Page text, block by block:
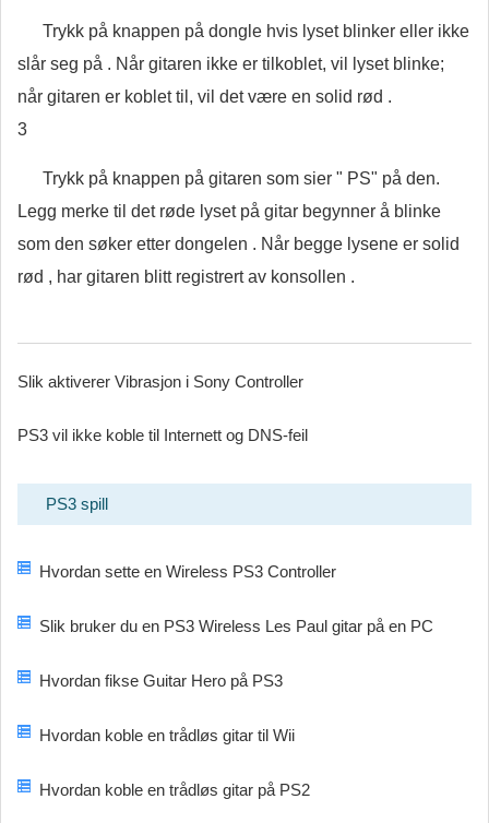
Trykk på knappen på dongle hvis lyset blinker eller ikke
slår seg på . Når gitaren ikke er tilkoblet, vil lyset blinke;
når gitaren er koblet til, vil det være en solid rød .
3
Trykk på knappen på gitaren som sier " PS" på den.
Legg merke til det røde lyset på gitar begynner å blinke
som den søker etter dongelen . Når begge lysene er solid
rød , har gitaren blitt registrert av konsollen .
Slik aktiverer Vibrasjon i Sony Controller
PS3 vil ikke koble til Internett og DNS-feil
PS3 spill
Hvordan sette en Wireless PS3 Controller
Slik bruker du en PS3 Wireless Les Paul gitar på en PC
Hvordan fikse Guitar Hero på PS3
Hvordan koble en trådløs gitar til Wii
Hvordan koble en trådløs gitar på PS2